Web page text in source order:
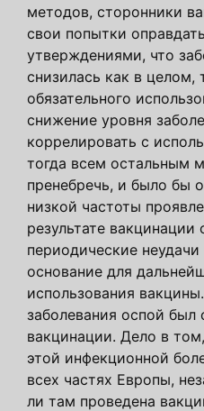
методов, сторонники
свои попытки
утверждениями, что
снизилась как в целом,
обязательного
снижение уровня
коррелировать с
тогда всем остальным
пренебречь, и было бы
низкой частоты
результате вакцинации
периодические
основание для
использования
заболевания оспой был
вакцинации. Дело в
этой инфекционной
всех частях Европы,
ли там проведена